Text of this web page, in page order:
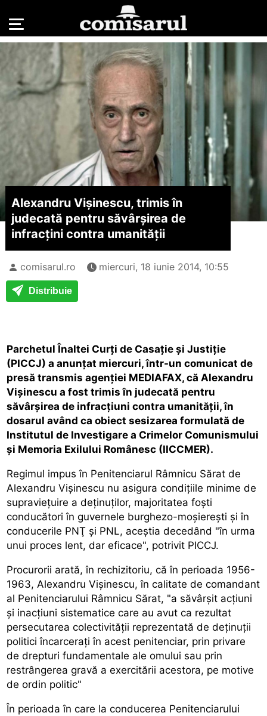
Alexandru Vişinescu, trimis în
judecată pentru săvârşirea de
infracţini contra umanităţii
comisarul.ro miercuri, 18 iunie 2014, 10:55
Distribuie
Parchetul Înaltei Curţi de Casaţie şi Justiţie
(PICCJ) a anunţat miercuri, într-un comunicat de
presă transmis agenţiei MEDIAFAX, că Alexandru
Vişinescu a fost trimis în judecată pentru
săvârşirea de infracţiuni contra umanităţii, în
dosarul având ca obiect sesizarea formulată de
Institutul de Investigare a Crimelor Comunismului
şi Memoria Exilului Românesc (IICCMER).
Regimul impus în Penitenciarul Râmnicu Sărat de
Alexandru Vişinescu nu asigura condiţiile minime de
supravieţuire a deţinuţilor, majoritatea foşti
conducători în guvernele burghezo-moşiereşti şi în
conducerile PNŢ şi PNL, aceştia decedând "în urma
unui proces lent, dar eficace", potrivit PICCJ.
Procurorii arată, în rechizitoriu, că în perioada 1956-
1963, Alexandru Vişinescu, în calitate de comandant
al Penitenciarului Râmnicu Sărat, "a săvârşit acţiuni
şi inacţiuni sistematice care au avut ca rezultat
persecutarea colectivităţii reprezentată de deţinuţii
politici încarceraţi în acest penitenciar, prin privare
de drepturi fundamentale ale omului sau prin
restrângerea gravă a exercitării acestora, pe motive
de ordin politic"
În perioada în care la conducerea Penitenciarului